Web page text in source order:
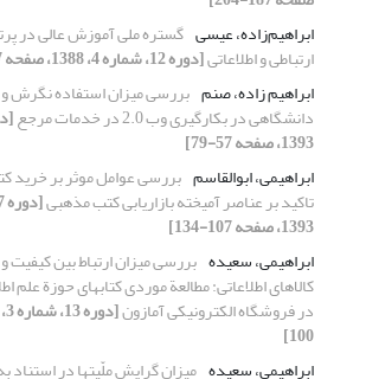
ابراهیم‌زاده، عیسی گستره ملی آموزش عالی در
ارتباطی و اطلاعاتی[دوره 12، شماره 4، 1388، صفحه 37-52]
ابراهیم زاده، صنم بررسی میزان استفاده نگرش و
دانشگاهی در بکارگیری وب 2.0 در خدمات مرجع
1393، صفحه 57-79]
ابراهیمی، ابوالقاسم بررسی عوامل موثر بر خرید
تاکید بر عناصر آمیخته بازاریابی کتب مذهبی
1393، صفحه 107-134]
ابراهیمی، سعیده بررسی میزان ارتباط بین کیفیت
کالاهای اطلاعاتی: مطالعة موردی کتابهای حوزة علم
در فروشگاه الکترونیکی آمازون
100]
ابراهیمی، سعیده میزان گرایش ملّیتها در استناد